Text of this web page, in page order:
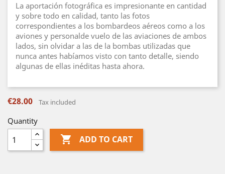
La aportación fotográfica es impresionante en cantidad
y sobre todo en calidad, tanto las fotos
correspondientes a los bombardeos aéreos como a los
aviones y personalde vuelo de las aviaciones de ambos
lados, sin olvidar a las de la bombas utilizadas que
nunca antes habíamos visto con tanto detalle, siendo
algunas de ellas inéditas hasta ahora.
€28.00 Tax included
Quantity
 ADD TO CART